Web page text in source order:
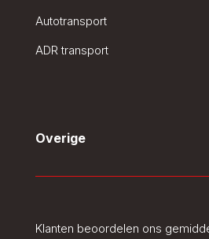
Autotransport
ADR transport
Overige
Klanten beoordelen ons